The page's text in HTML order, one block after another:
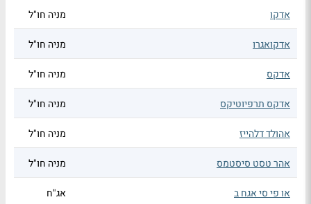
אדקו מניה חו"ל
אדקואגרו מניה חו"ל
אדקס מניה חו"ל
אדקס תרפיוטיקס מניה חו"ל
אהולד דלהייז מניה חו"ל
אהר טסט סיסטמס מניה חו"ל
או פי סי אגח ב אג"ח